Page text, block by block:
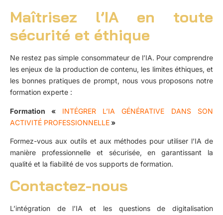
Maîtrisez l’IA en toute
sécurité et éthique
Ne restez pas simple consommateur de l’IA. Pour comprendre
les enjeux de la production de contenu, les limites éthiques, et
les bonnes pratiques de prompt, nous vous proposons notre
formation experte :
Formation « INTÉGRER L’IA GÉNÉRATIVE DANS SON
ACTIVITÉ PROFESSIONNELLE»
Formez-vous aux outils et aux méthodes pour utiliser l’IA de
manière professionnelle et sécurisée, en garantissant la
qualité et la fiabilité de vos supports de formation.
Contactez-nous
L’intégration de l’IA et les questions de digitalisation